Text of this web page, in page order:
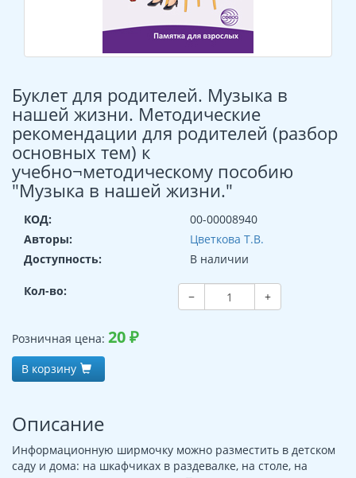
Буклет для родителей. Музыка в
нашей жизни. Методические
рекомендации для родителей (разбор
основных тем) к
учебно¬методическому пособию
"Музыка в нашей жизни."
КОД:
00-00008940
Авторы:
Цветкова Т.В.
Доступность:
В наличии
Кол-во: − +
Розничная цена: 20₽
В корзину
Описание
Информационную ширмочку можно разместить в детском
саду и дома: на шкафчиках в раздевалке, на столе, на